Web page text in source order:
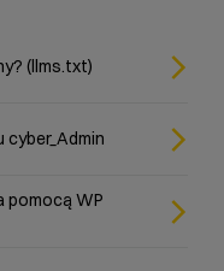
(llms.txt)
cyber_Admin
WP